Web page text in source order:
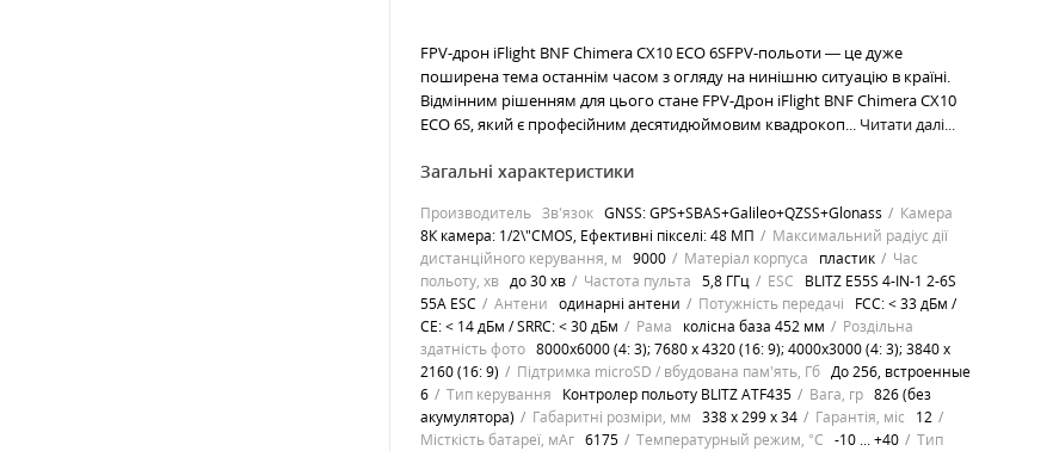
FPV-дрон iFlight BNF Chimera CX10 ECO 6SFPV-польоти — це дуже
поширена тема останнім часом з огляду на нинішню ситуацію в країні.
Відмінним рішенням для цього стане FPV-Дрон iFlight BNF Chimera CX10
ECO 6S, який є професійним десятидюймовим квадрокоп... Читати далі...
Загальні характеристики
Производитель Зв'язок GNSS: GPS+SBAS+Galileo+QZSS+Glonass
Камера
8К камера: 1/2\"CMOS, Ефективні пікселі: 48 МП
Максимальний радіус дії
дистанційного керування, м
9000 Матеріал корпуса пластик
Час
польоту, хв до 30 хв Частота пульта 5,8 ГГц ESC
BLITZ E55S 4-IN-1 2-6S
55A ESC
Антени одинарні антени Потужність передачі
FCC: < 33 дБм /
CE: < 14 дБм / SRRC: < 30 дБм
Рама колісна база 452 мм
Роздільна
здатність фото 8000x6000 (4: 3); 7680 x 4320 (16: 9); 4000x3000 (4: 3); 3840 x
2160 (16: 9)
Підтримка microSD / вбудована пам'ять, Гб До 256, встроенные
6
Тип керування Контролер польоту BLITZ ATF435 Вага, гр 826 (без
акумулятора)
Габаритні розміри, мм 338 x 299 x 34 Гарантія, міс
12
Місткість батареї, мАг 6175 Температурный режим, °C -10 ... +40
Тип